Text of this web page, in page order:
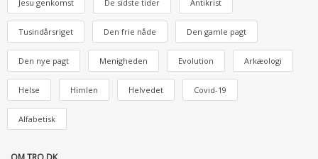
Jesu genkomst De sidste tider Antikrist
Tusindårsriget Den frie nåde Den gamle pagt
Den nye pagt Menigheden Evolution Arkæologi
Helse Himlen Helvedet Covid-19
Alfabetisk